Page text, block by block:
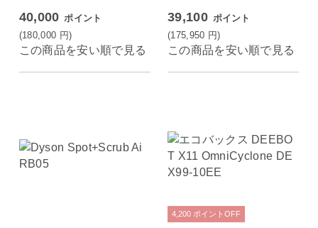
40,000 ポイント
(180,000 円)
この商品を安い順で見る
39,100 ポイント
(175,950 円)
この商品を安い順で見る
4,200 ポイント OFF